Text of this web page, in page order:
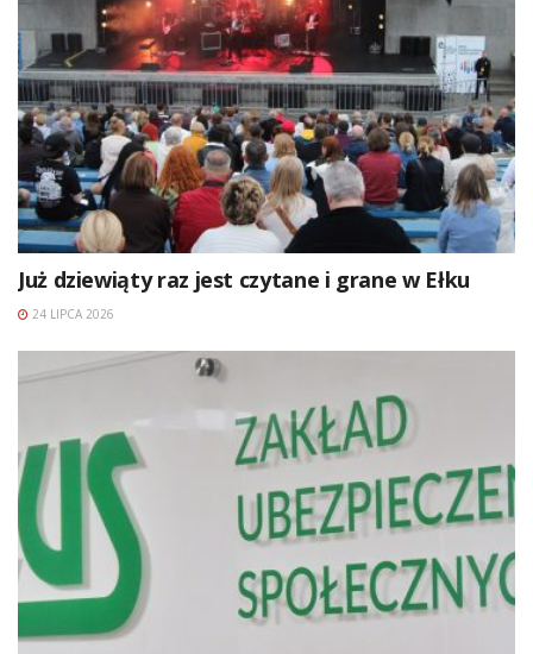
Już dziewiąty raz jest czytane i grane w Ełku
24 LIPCA 2026